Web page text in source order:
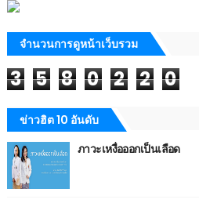
จำนวนการดูหน้าเว็บรวม
3 5 8 0 2 2 0
ข่าวฮิต 10 อันดับ
ภาวะเหงื่อออกเป็นเลือด